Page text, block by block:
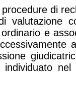
di
valutazione
e
nel